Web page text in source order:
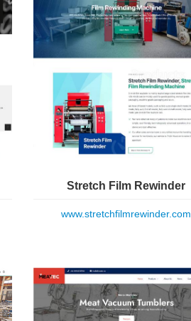
Stretch Film Rewinder
www.stretchfilmrewinder.com